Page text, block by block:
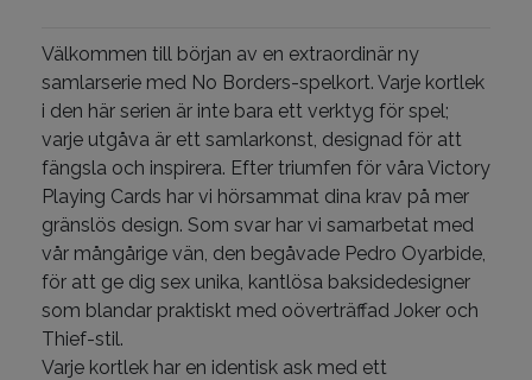
Välkommen till början av en extraordinär ny
samlarserie med No Borders-spelkort. Varje kortlek
i den här serien är inte bara ett verktyg för spel;
varje utgåva är ett samlarkonst, designad för att
fängsla och inspirera. Efter triumfen för våra Victory
Playing Cards har vi hörsammat dina krav på mer
gränslös design. Som svar har vi samarbetat med
vår mångårige vän, den begåvade Pedro Oyarbide,
för att ge dig sex unika, kantlösa baksidedesigner
som blandar praktiskt med oöverträffad Joker och
Thief-stil.
Varje kortlek har en identisk ask med ett